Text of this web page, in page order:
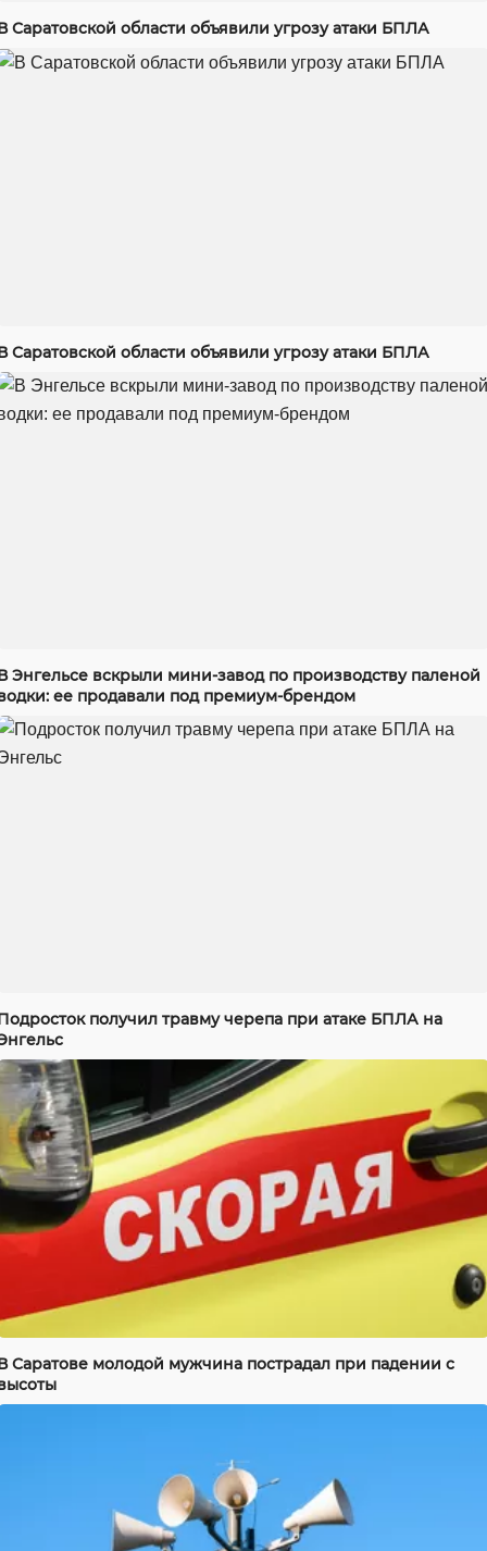
Саратовской области объявили угрозу атаки БПЛА
Саратовской области объявили угрозу атаки БПЛА
Энгельсе вскрыли мини-завод по производству паленой
ее продавали под премиум-брендом
получил травму черепа при атаке БПЛА на
Саратове молодой мужчина пострадал при падении с